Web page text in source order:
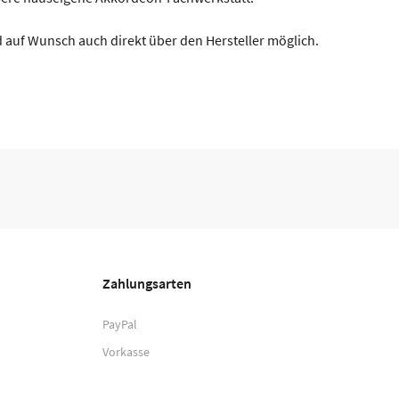
auf Wunsch auch direkt über den Hersteller möglich.
Zahlungsarten
PayPal
Vorkasse